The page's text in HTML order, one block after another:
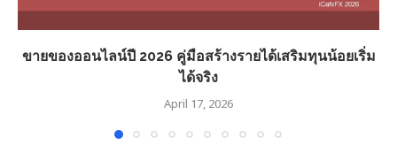
ขายของออนไลน์ปี 2026 คู่มือสร้างรายได้เสริมทุนน้อยเริ่ม
ได้จริง
April 17, 2026